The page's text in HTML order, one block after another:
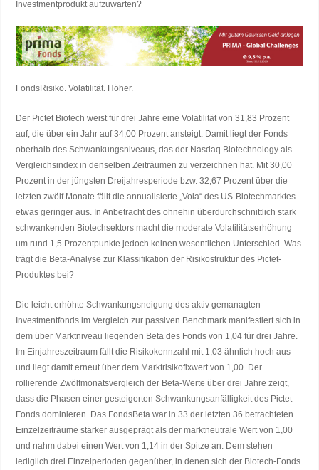
Investmentprodukt aufzuwarten?
FondsRisiko. Volatilität. Höher.
Der Pictet Biotech weist für drei Jahre eine Volatilität von 31,83 Prozent
auf, die über ein Jahr auf 34,00 Prozent ansteigt. Damit liegt der Fonds
oberhalb des Schwankungsniveaus, das der Nasdaq Biotechnology als
Vergleichsindex in denselben Zeiträumen zu verzeichnen hat. Mit 30,00
Prozent in der jüngsten Dreijahresperiode bzw. 32,67 Prozent über die
letzten zwölf Monate fällt die annualisierte „Vola“ des US-Biotechmarktes
etwas geringer aus. In Anbetracht des ohnehin überdurchschnittlich stark
schwankenden Biotechsektors macht die moderate Volatilitätserhöhung
um rund 1,5 Prozentpunkte jedoch keinen wesentlichen Unterschied. Was
trägt die Beta-Analyse zur Klassifikation der Risikostruktur des Pictet-
Produktes bei?
Die leicht erhöhte Schwankungsneigung des aktiv gemanagten
Investmentfonds im Vergleich zur passiven Benchmark manifestiert sich in
dem über Marktniveau liegenden Beta des Fonds von 1,04 für drei Jahre.
Im Einjahreszeitraum fällt die Risikokennzahl mit 1,03 ähnlich hoch aus
und liegt damit erneut über dem Marktrisikofixwert von 1,00. Der
rollierende Zwölfmonatsvergleich der Beta-Werte über drei Jahre zeigt,
dass die Phasen einer gesteigerten Schwankungsanfälligkeit des Pictet-
Fonds dominieren. Das FondsBeta war in 33 der letzten 36 betrachteten
Einzelzeiträume stärker ausgeprägt als der marktneutrale Wert von 1,00
und nahm dabei einen Wert von 1,14 in der Spitze an. Dem stehen
lediglich drei Einzelperioden gegenüber, in denen sich der Biotech-Fonds